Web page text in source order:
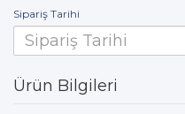
Sipariş Tarihi
Ürün Bilgileri